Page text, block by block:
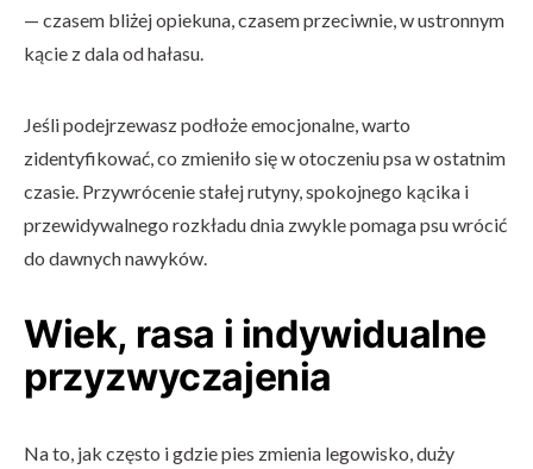
— czasem bliżej opiekuna, czasem przeciwnie, w ustronnym
kącie z dala od hałasu.
Jeśli podejrzewasz podłoże emocjonalne, warto
zidentyfikować, co zmieniło się w otoczeniu psa w ostatnim
czasie. Przywrócenie stałej rutyny, spokojnego kącika i
przewidywalnego rozkładu dnia zwykle pomaga psu wrócić
do dawnych nawyków.
Wiek, rasa i indywidualne
przyzwyczajenia
Na to, jak często i gdzie pies zmienia legowisko, duży